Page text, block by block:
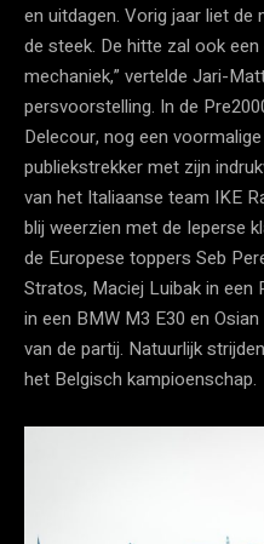
en uitdagen. Vorig jaar liet
de steek. De hitte zal ook
mechaniek,” vertelde Jari-
persvoorstelling. In de
Delecour, nog een
publiekstrekker met zijn
van het Italiaanse team IKE
blij weerzien met de Ieperse
de Europese toppers Seb
Stratos, Maciej Luibak in een
in een BMW M3 E30 en
van de partij. Natuurlijk
het Belgisch kampioenschap.